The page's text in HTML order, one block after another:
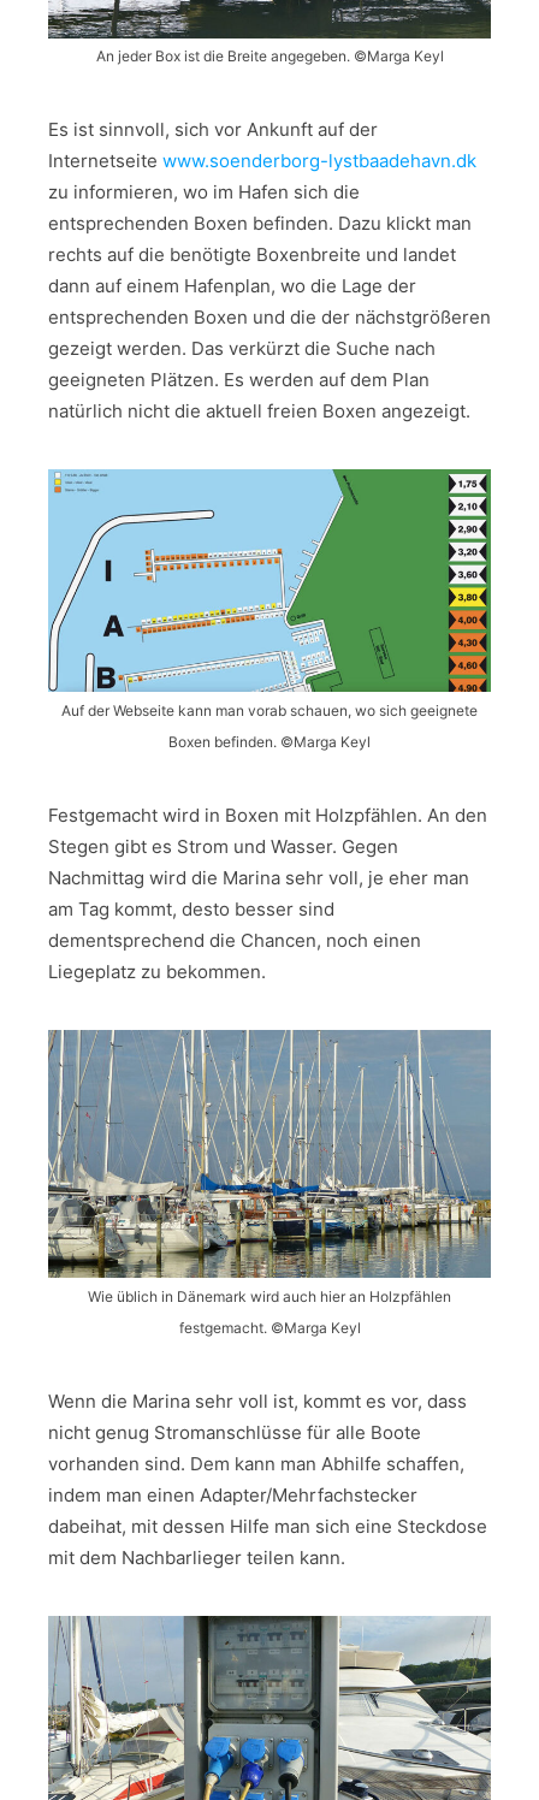
An jeder Box ist die Breite angegeben. ©Marga Keyl
Es ist sinnvoll, sich vor Ankunft auf der
Internetseite www.soenderborg-lystbaadehavn.dk
zu informieren, wo im Hafen sich die
entsprechenden Boxen befinden. Dazu klickt man
rechts auf die benötigte Boxenbreite und landet
dann auf einem Hafenplan, wo die Lage der
entsprechenden Boxen und die der nächstgrößeren
gezeigt werden. Das verkürzt die Suche nach
geeigneten Plätzen. Es werden auf dem Plan
natürlich nicht die aktuell freien Boxen angezeigt.
Auf der Webseite kann man vorab schauen, wo sich geeignete
Boxen befinden. ©Marga Keyl
Festgemacht wird in Boxen mit Holzpfählen. An den
Stegen gibt es Strom und Wasser. Gegen
Nachmittag wird die Marina sehr voll, je eher man
am Tag kommt, desto besser sind
dementsprechend die Chancen, noch einen
Liegeplatz zu bekommen.
Wie üblich in Dänemark wird auch hier an Holzpfählen
festgemacht. ©Marga Keyl
Wenn die Marina sehr voll ist, kommt es vor, dass
nicht genug Stromanschlüsse für alle Boote
vorhanden sind. Dem kann man Abhilfe schaffen,
indem man einen Adapter/Mehrfachstecker
dabeihat, mit dessen Hilfe man sich eine Steckdose
mit dem Nachbarlieger teilen kann.